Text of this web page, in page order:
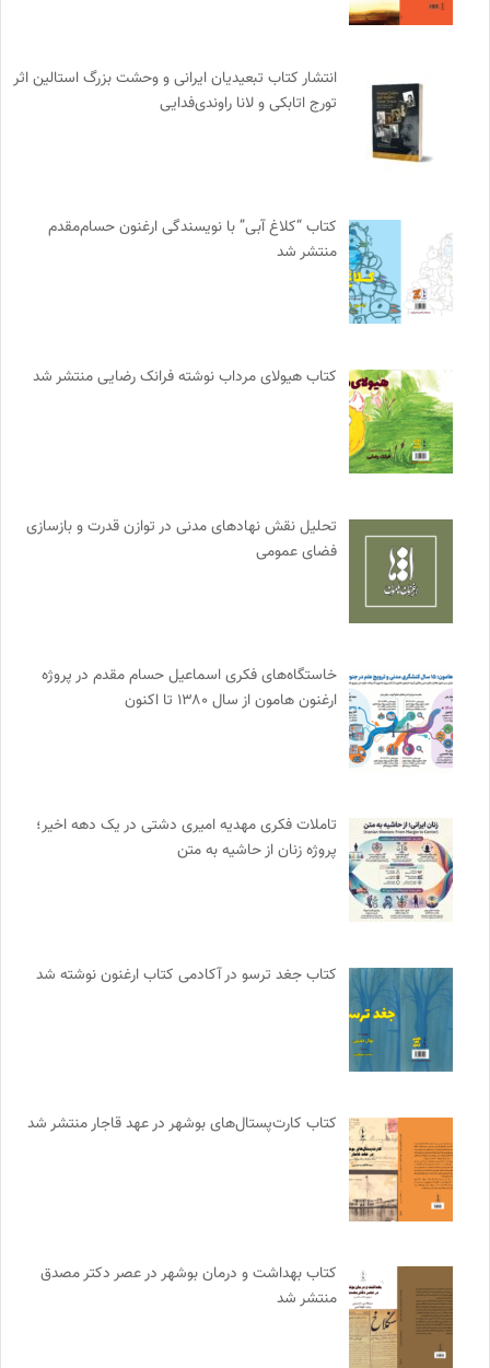
انتشار کتاب تبعیدیان ایرانی و وحشت بزرگ استالین اثر
تورج اتابکی و لانا راوندی‌فدایی
کتاب “کلاغ آبی” با نویسندگی ارغنون حسام‌مقدم
منتشر شد
کتاب هیولای مرداب نوشته فرانک رضایی منتشر شد
تحلیل نقش نهادهای مدنی در توازن قدرت و بازسازی
فضای عمومی
خاستگاه‌های فکری اسماعیل حسام مقدم در پروژه
ارغنون هامون از سال ۱۳۸۰ تا اکنون
تاملات فکری مهدیه امیری دشتی در یک دهه اخیر؛
پروژه زنان از حاشیه به متن
کتاب جغد ترسو در آکادمی کتاب ارغنون نوشته شد
کتاب کارت‌پستال‌های بوشهر در عهد قاجار منتشر شد
کتاب بهداشت و درمان بوشهر در عصر دکتر مصدق
منتشر شد